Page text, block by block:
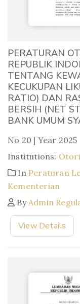
PERATURAN
REPUBLIK
TENTANG
KECUKUPAN
RATIO) DAN
BERSIH (NET
BANK UMUM
No 20 | Year 2025
Institutions:
In Peraturan
Kementerian
By Admin
View Details